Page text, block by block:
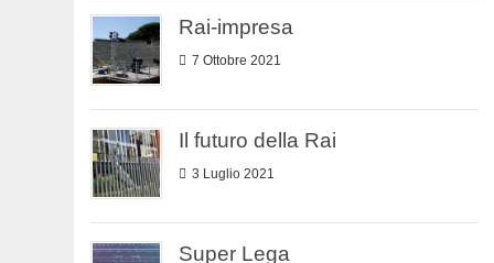
Rai-impresa
7 Ottobre 2021
Il futuro della Rai
3 Luglio 2021
Super Lega